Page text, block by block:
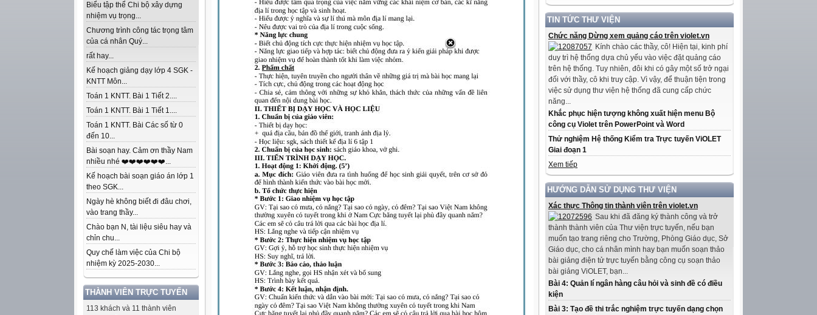
Biểu tập thể Chi bộ xây dựng
nhiệm vụ trọng...
Chương trình công tác trọng tâm
của cá nhân Quý...
rất hay...
Kế hoạch giảng dạy lớp 4 SGK -
KNTT Môn...
Toán 1 KNTT. Bài 1 Tiết 2....
Toán 1 KNTT. Bài 1 Tiết 1....
Toán 1 KNTT. Bài Các số từ 0
đến 10...
Bài soạn hay. Cảm ơn thầy Nam
nhiều nhé ❤️❤️❤️❤️❤️❤️...
Kế hoạch bài soạn giáo án lớp 1
theo SGK...
Ngày hè không biết đi đâu chơi,
vào trang thầy...
Chào bạn N, tài liệu siêu hay và
chỉn chu...
Quy chế làm việc của Chi bộ
nhiệm kỳ 2025-2030...
THÀNH VIÊN TRỰC TUYẾN
113 khách và 11 thành viên
TIN TỨC THƯ VIỆN
Chức năng Dừng xem quảng cáo trên violet.vn
Kính chào các thầy, cô! Hiện tại, kinh phí
duy trì hệ thống dựa chủ yếu vào việc đặt quảng cáo
trên hệ thống. Tuy nhiên, đôi khi có gây một số trở ngại
đối với thầy, cô khi truy cập. Vì vậy, để thuận tiện trong
việc sử dụng thư viện hệ thống đã cung cấp chức
năng...
Khắc phục hiện tượng không xuất hiện menu Bộ
công cụ Violet trên PowerPoint và Word
Thử nghiệm Hệ thống Kiểm tra Trực tuyến ViOLET
Giai đoạn 1
Xem tiếp
HƯỚNG DẪN SỬ DỤNG THƯ VIỆN
Xác thực Thông tin thành viên trên violet.vn
Sau khi đã đăng ký thành công và trở
thành thành viên của Thư viện trực tuyến, nếu bạn
muốn tạo trang riêng cho Trường, Phòng Giáo dục, Sở
Giáo dục, cho cá nhân mình hay bạn muốn soạn thảo
bài giảng điện tử trực tuyến bằng công cụ soạn thảo
bài giảng ViOLET, bạn...
Bài 4: Quản lí ngân hàng câu hỏi và sinh đề có điều
kiện
Bài 3: Tạo đề thi trắc nghiệm trực tuyến dạng chọn